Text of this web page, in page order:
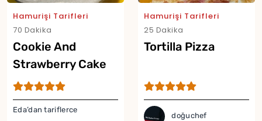
Hamurişi Tarifleri
70 Dakika
Cookie And
Strawberry Cake
Eda’dan tariflerce
Hamurişi Tarifleri
25 Dakika
Tortilla Pizza
doğuchef